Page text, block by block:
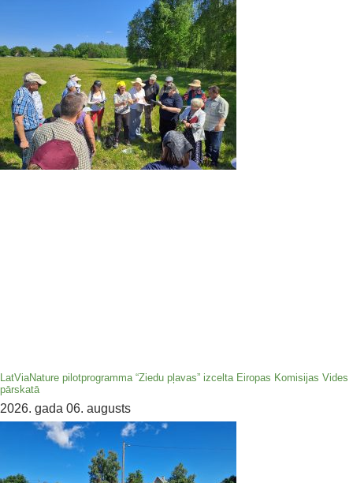
LatViaNature pilotprogramma “Ziedu pļavas” izcelta Eiropas Komisijas Vides
pārskatā
2026. gada 06. augusts